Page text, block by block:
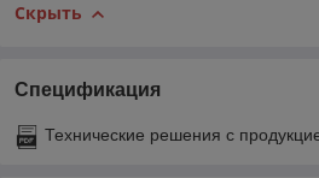
Скрыть
Спецификация
Технические решения с